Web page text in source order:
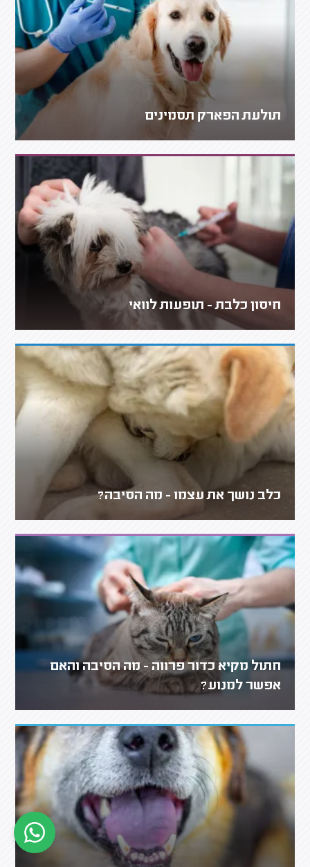
תולעת הפארק תסמינים
חיסון כלבת - תופעות לוואי
כלב נושך את עצמו - מה הסיבה?
חתול מקיא כדור פרווה - מה הסיבה והאם
אפשר למנוע?